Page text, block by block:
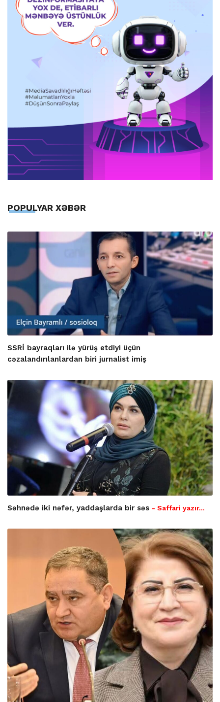
POPULYAR XƏBƏR
SSRİ bayraqları ilə yürüş etdiyi üçün
cəzalandırılanlardan biri jurnalist imiş
Səhnədə iki nəfər, yaddaşlarda bir səs - Saffari yazır…